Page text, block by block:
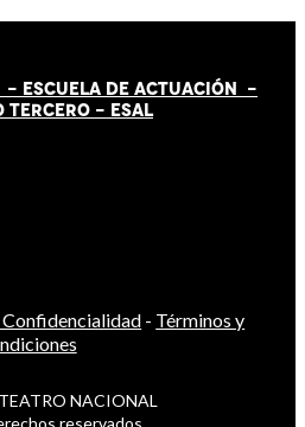
- ESCUELA DE ACTUACIÓN -
TERCERO - ESAL
- Términos y
NACIONAL
reservados